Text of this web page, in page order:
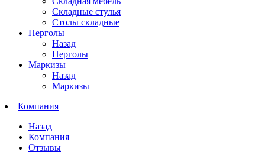
Складные стулья
Столы складные
Перголы
Назад
Перголы
Маркизы
Назад
Маркизы
Компания
Назад
Компания
Отзывы